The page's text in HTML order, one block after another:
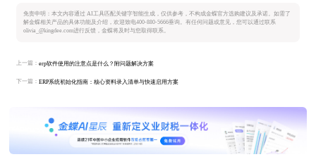
免责申明：本文内容通过 AI工具匹配关键字智能生成，仅供参考，不构成金蝶官方选购建议及承诺。如需了
解金蝶相关产品的具体功能及介绍，欢迎致电400-880-5666垂询。有任何问题或意见，您可以通过联系
olivia_@kingdee.com进行反馈，金蝶将及时与您取得联系。
上一篇：erp软件使用的注意点是什么？附问题解决方案
下一篇：ERP系统初始化指南：核心资料录入清单与快速启用方案